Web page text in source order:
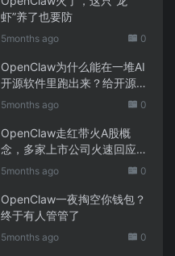
虾”养了也要防
5months ago 0
OpenClaw为什么能在一堆AI
开源软件里跑出来？给开源
项目的三点启示
5months ago 0
OpenClaw走红带火A股概
念，多家上市公司火速回应
业务布局
5months ago 0
OpenClaw一夜掏空你钱包？
终于有人管管了
5months ago 0